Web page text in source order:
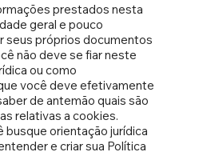
prestados nesta
geral e pouco
seus próprios documentos
não deve se fiar neste
ou como
você deve efetivamente
de antemão quais são
relativas a cookies.
orientação jurídica
e criar sua Política